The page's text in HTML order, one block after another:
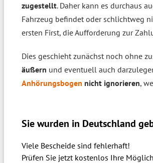
zugestellt. Daher kann es durchaus
Fahrzeug befindet oder schlichtweg
ersten First, die Aufforderung zur
Dies geschieht zunächst noch ohne
äußern und eventuell auch
Anhörungsbogen nicht ignorieren,
Sie wurden in Deutschland
Viele Bescheide sind fehlerhaft!
Prüfen Sie jetzt kostenlos Ihre